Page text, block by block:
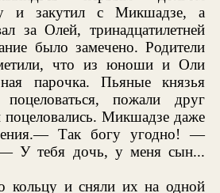
и закутил с Микшадзе, а
за Олей, тринадцатилетней
было замечено. Родители
что из юноши и Оли
парочка. Пьяные князья
поцеловаться, пожали друг
Микшадзе даже
Так богу угодно! —
У тебя дочь, у меня сын...
кольцу и сняли их на одной